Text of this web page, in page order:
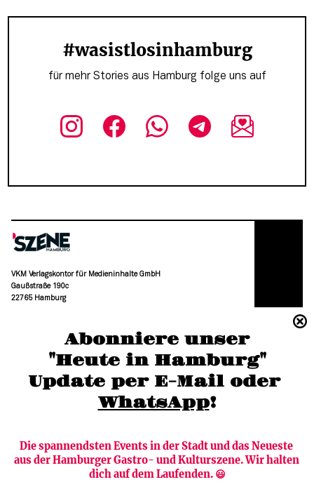
Abonniere unser
"Heute in Hamburg"
Update per E-Mail oder
WhatsApp!
Die spannendsten Events in der Stadt und das Neueste
aus der Hamburger Gastro- und Kulturszene. Wir halten
dich auf dem Laufenden. 😃
#wasistlosinhamburg
für mehr Stories aus Hamburg folge uns auf
VKM Verlagskontor für Medieninhalte GmbH
Gaußstraße 190c
22765 Hamburg
moc.grubmah-enezs@ofni
Newsletter abonnieren Verlag